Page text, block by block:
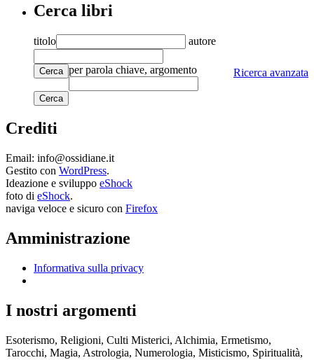
Cerca libri
titolo autore
Cerca Ricerca avanzata
per parola chiave, argomento
Crediti
Email: info@ossidiane.it
Gestito con WordPress.
Ideazione e sviluppo eShock
foto di eShock.
naviga veloce e sicuro con Firefox
Amministrazione
Informativa sulla privacy
I nostri argomenti
Esoterismo, Religioni, Culti Misterici, Alchimia, Ermetismo,
Tarocchi, Magia, Astrologia, Numerologia, Misticismo, Spiritualità,